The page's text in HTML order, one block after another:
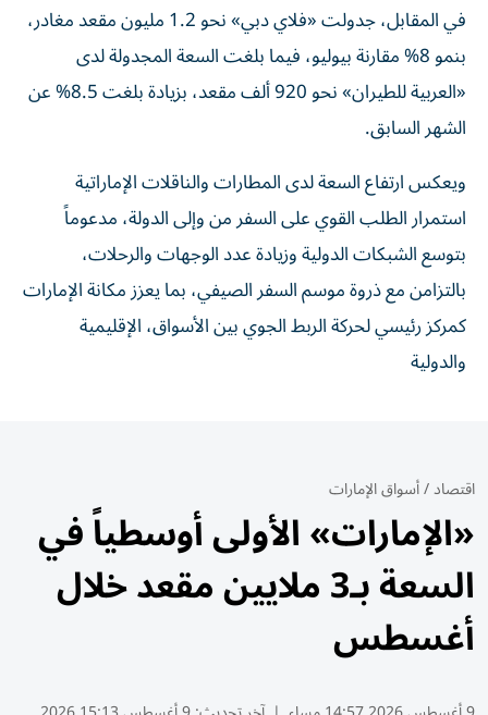
في المقابل، جدولت «فلاي دبي» نحو 1.2 مليون مقعد مغادر،
بنمو 8% مقارنة بيوليو، فيما بلغت السعة المجدولة لدى
«العربية للطيران» نحو 920 ألف مقعد، بزيادة بلغت 8.5% عن
الشهر السابق.
ويعكس ارتفاع السعة لدى المطارات والناقلات الإماراتية
استمرار الطلب القوي على السفر من وإلى الدولة، مدعوماً
بتوسع الشبكات الدولية وزيادة عدد الوجهات والرحلات،
بالتزامن مع ذروة موسم السفر الصيفي، بما يعزز مكانة الإمارات
كمركز رئيسي لحركة الربط الجوي بين الأسواق، الإقليمية
والدولية
اقتصاد/أسواق الإمارات
«الإمارات» الأولى أوسطياً في
السعة بـ3 ملايين مقعد خلال
أغسطس